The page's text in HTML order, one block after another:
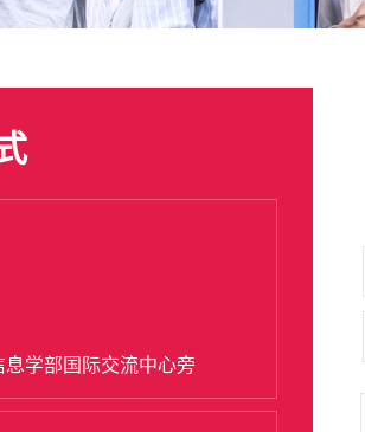
学部国际交流中心旁